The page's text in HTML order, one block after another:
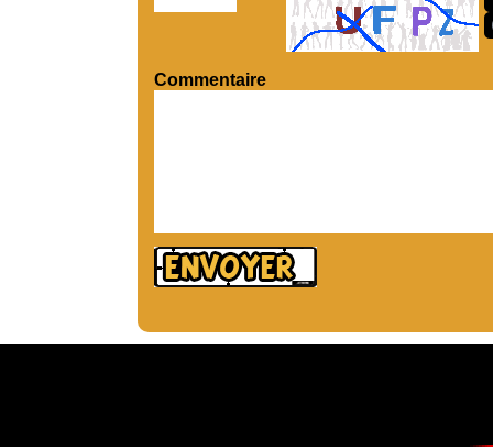
Commentaire